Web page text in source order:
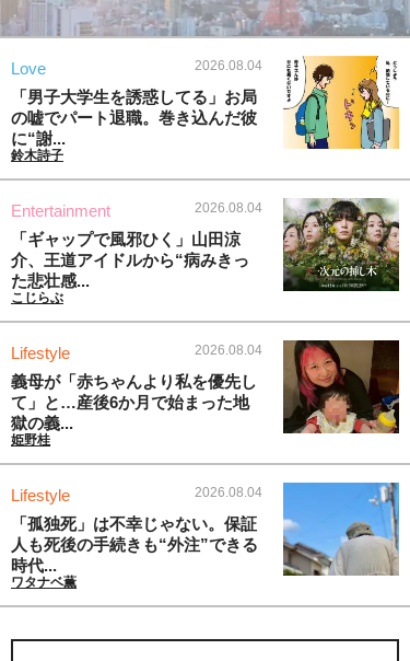
Love 2026.08.04
「男子大学生を誘惑してる」お局
の嘘でパート退職。巻き込んだ彼
に“謝...
鈴木詩子
Entertainment 2026.08.04
「ギャップで風邪ひく」山田涼
介、王道アイドルから“病みきっ
た悲壮感...
こじらぶ
Lifestyle 2026.08.04
義母が「赤ちゃんより私を優先し
て」と…産後6か月で始まった地
獄の義...
姫野桂
Lifestyle 2026.08.04
「孤独死」は不幸じゃない。保証
人も死後の手続きも“外注”できる
時代...
ワタナベ薫